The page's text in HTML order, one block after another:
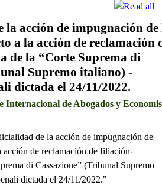
acción de impugnación de
a la acción de reclamación
de la “Corte Suprema di
Supremo italiano) -
dictada el 24/11/2022.
Internacional de Abogados y
de la acción de impugnación de
acción de reclamación de filiación-
di Cassazione” (Tribunal Supremo
dictada el 24/11/2022."